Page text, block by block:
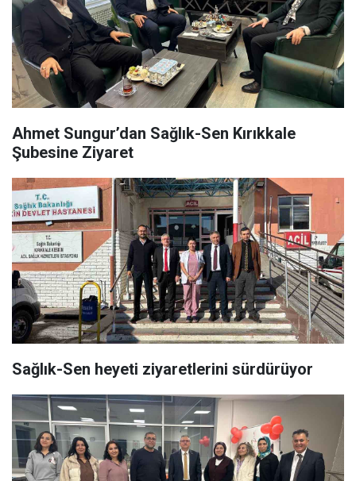
Ahmet Sungur’dan Sağlık-Sen Kırıkkale
Şubesine Ziyaret
Sağlık-Sen heyeti ziyaretlerini sürdürüyor